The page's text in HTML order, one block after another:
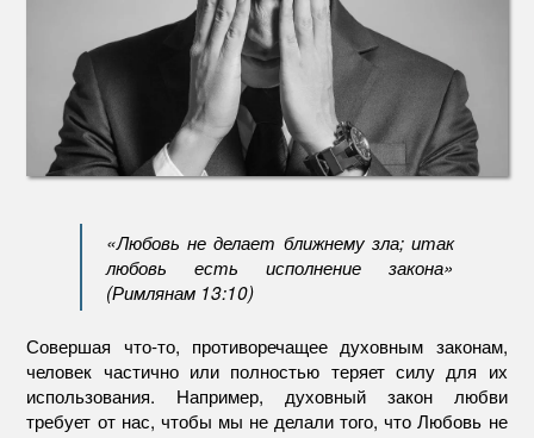
«Любовь не делает ближнему зла; итак
любовь есть исполнение закона»
(Римлянам 13:10)
Совершая что-то, противоречащее духовным законам,
человек частично или полностью теряет силу для их
использования. Например, духовный закон любви
требует от нас, чтобы мы не делали того, что Любовь не